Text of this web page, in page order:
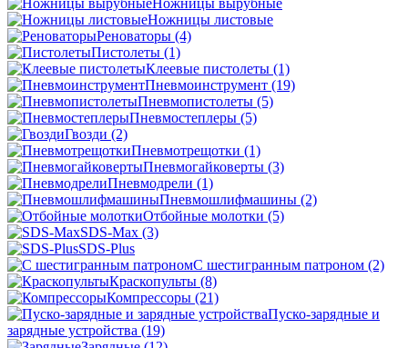
Ножницы вырубные
Ножницы листовые
Реноваторы (4)
Пистолеты (1)
Клеевые пистолеты (1)
Пневмоинструмент (19)
Пневмопистолеты (5)
Пневмостеплеры (5)
Гвозди (2)
Пневмотрещотки (1)
Пневмогайковерты (3)
Пневмодрели (1)
Пневмошлифмашины (2)
Отбойные молотки (5)
SDS-Max (3)
SDS-Plus
C шестигранным патроном (2)
Краскопульты (8)
Компрессоры (21)
Пуско-зарядные и
зарядные устройства (19)